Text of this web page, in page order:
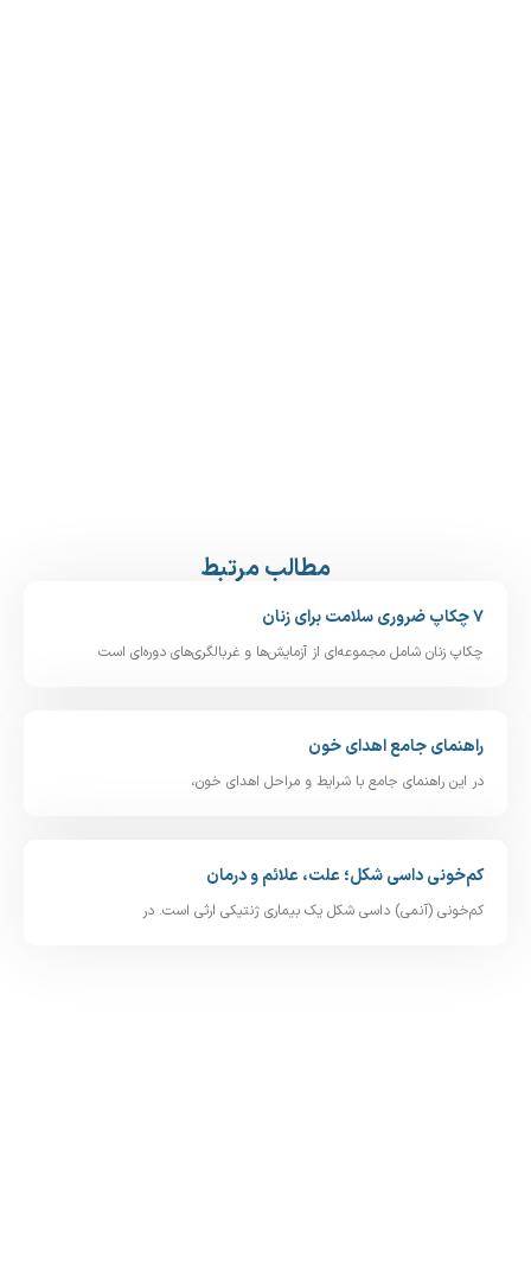
مطالب مرتبط
شامل مجموعه‌ای از آزمایش‌ها و غربالگری‌های دوره‌ای است
جامع اهدای خون
جامع با شرایط و مراحل اهدای خون،
داسی‌ شکل؛ علت، علائم و درمان
داسی‌ شکل یک بیماری ژنتیکی ارثی است. در